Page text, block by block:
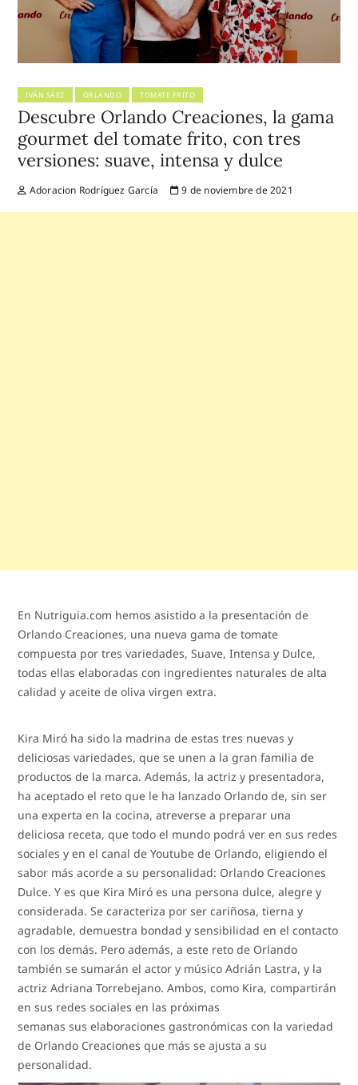
IVÁN SÁEZ ORLANDO TOMATE FRITO
Descubre Orlando Creaciones, la gama
gourmet del tomate frito, con tres
versiones: suave, intensa y dulce
Adoracion Rodríguez García 9 de noviembre de 2021
En Nutriguia.com hemos asistido a la presentación de
Orlando Creaciones, una nueva gama de tomate
compuesta por tres variedades, Suave, Intensa y Dulce,
todas ellas elaboradas con ingredientes naturales de alta
calidad y aceite de oliva virgen extra.
Kira Miró ha sido la madrina de estas tres nuevas y
deliciosas variedades, que se unen a la gran familia de
productos de la marca. Además, la actriz y presentadora,
ha aceptado el reto que le ha lanzado Orlando de, sin ser
una experta en la cocina, atreverse a preparar una
deliciosa receta, que todo el mundo podrá ver en sus redes
sociales y en el canal de Youtube de Orlando, eligiendo el
sabor más acorde a su personalidad: Orlando Creaciones
Dulce. Y es que Kira Miró es una persona dulce, alegre y
considerada. Se caracteriza por ser cariñosa, tierna y
agradable, demuestra bondad y sensibilidad en el contacto
con los demás. Pero además, a este reto de Orlando
también se sumarán el actor y músico Adrián Lastra, y la
actriz Adriana Torrebejano. Ambos, como Kira, compartirán
en sus redes sociales en las próximas
semanas sus elaboraciones gastronómicas con la variedad
de Orlando Creaciones que más se ajusta a su
personalidad.